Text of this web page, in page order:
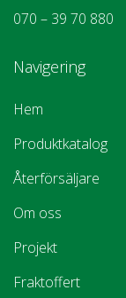
070 – 39 70 880
Navigering
Hem
Produktkatalog
Återförsäljare
Om oss
Projekt
Fraktoffert